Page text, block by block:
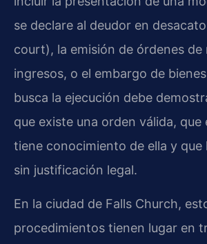
se declare al deudor en
court), la emisión de órdenes
ingresos, o el embargo de
busca la ejecución debe
que existe una orden válida, que
tiene conocimiento de ella y que
sin justificación legal.
En la ciudad de Falls Church,
procedimientos tienen lugar en